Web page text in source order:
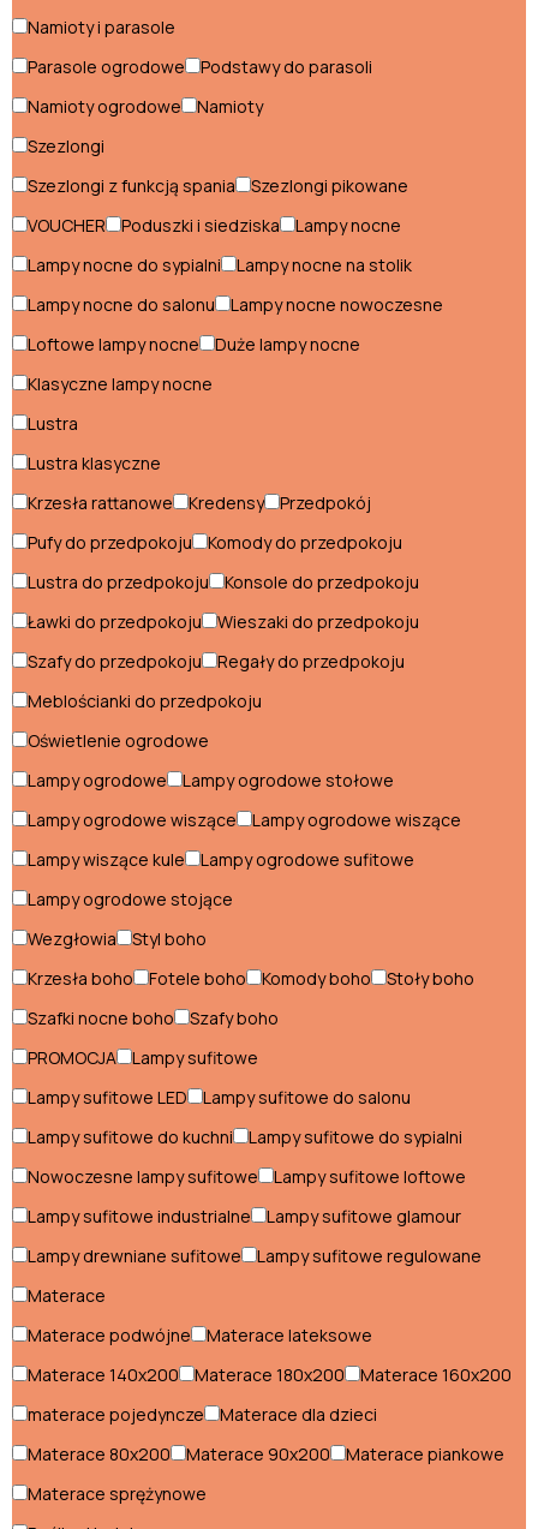
Krzesła do sypialni
Ławki do sypialni
Łożka do sypialni
Meblościanki do sypialni
Półki do sypialni
Regały do sypialni
Stoliki do sypialni
Szafy do sypialni
Toaletki do makijażu
Style wnętrz
Styl
boho
glamour
Styl
industrialny
Styl
Styl
loftowy
nowoczesny
skandynawski
Styl
Fotele
Komody
Krzesła
boho
Stoły boho
nocne
boho
Styl boho
Fotele boho
Komody boho
Stoły boho
Szafki nocne boho
Szafy boho
Styl glamour
Namioty i parasole
Parasole ogrodowe
Podstawy do parasoli
Namioty ogrodowe
Namioty
Szezlongi
Szezlongi z funkcją spania
Szezlongi pikowane
VOUCHER
Poduszki i siedziska
Lampy nocne
Lampy nocne do sypialni
Lampy nocne na stolik
Lampy nocne do salonu
Lampy nocne nowoczesne
Loftowe lampy nocne
Duże lampy nocne
Klasyczne lampy nocne
Lustra
Lustra klasyczne
Krzesła rattanowe
Kredensy
Przedpokój
Pufy do przedpokoju
Komody do przedpokoju
Lustra do przedpokoju
Konsole do przedpokoju
Ławki do przedpokoju
Wieszaki do przedpokoju
Szafy do przedpokoju
Regały do przedpokoju
Meblościanki do przedpokoju
Oświetlenie ogrodowe
Lampy ogrodowe
Lampy ogrodowe stołowe
Lampy ogrodowe wiszące
Lampy ogrodowe wiszące
Lampy wiszące kule
Lampy ogrodowe sufitowe
Lampy ogrodowe stojące
Wezgłowia
Styl boho
Krzesła boho
Fotele boho Komody boho
Stoły boho
Szafki nocne boho
Szafy boho
PROMOCJA
Lampy sufitowe
Lampy sufitowe LED
Lampy sufitowe do salonu
Lampy sufitowe do kuchni
Lampy sufitowe do sypialni
Nowoczesne lampy sufitowe
Lampy sufitowe loftowe
Lampy sufitowe industrialne
Lampy sufitowe glamour
Lampy drewniane sufitowe
Lampy sufitowe regulowane
Materace
Materace podwójne
Materace lateksowe
Materace 140x200
Materace 180x200
Materace 160x200
materace pojedyncze
Materace dla dzieci
Materace 80x200
Materace 90x200
Materace piankowe
Materace sprężynowe